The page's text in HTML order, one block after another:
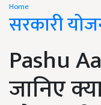
Home
सरकारी
Pashu
जानिए